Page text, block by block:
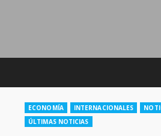
ECONOMÍA INTERNACIONALES
ÚLTIMAS NOTICIAS